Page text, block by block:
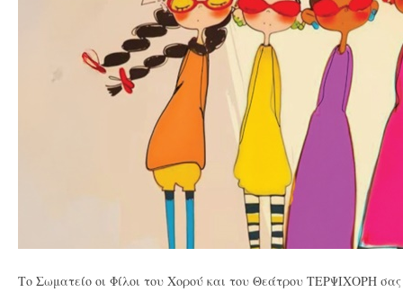
Το Σωματείο οι Φίλοι του Χορού και του Θεάτρου ΤΕΡΨΙΧΟΡΗ